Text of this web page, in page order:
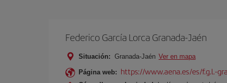
Federico García Lorca Granada-Jaén
Situación: Granada-Jaén Ver en mapa
Página web: https://www.aena.es/es/f.g.l.-